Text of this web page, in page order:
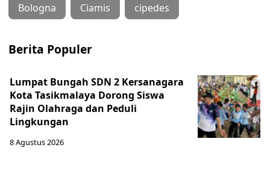
Bologna Ciamis cipedes
Berita Populer
Lumpat Bungah SDN 2 Kersanagara
Kota Tasikmalaya Dorong Siswa
Rajin Olahraga dan Peduli
Lingkungan
8 Agustus 2026